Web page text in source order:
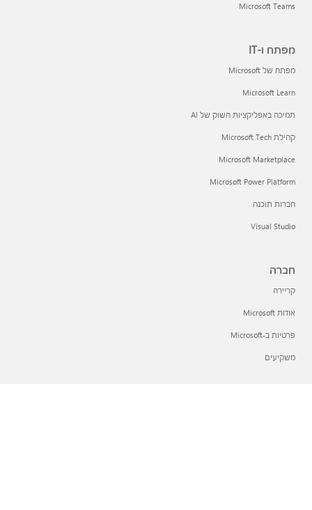
Microsoft Teams
מפתח ו-IT
מפתח של Microsoft
Microsoft Learn
תמיכה באפליקציות השוק של AI
קהילת Microsoft Tech
Microsoft Marketplace
Microsoft Power Platform
חברות תוכנה
Visual Studio
חברה
קריירה
אודות Microsoft
פרטיות ב-Microsoft
משקיעים